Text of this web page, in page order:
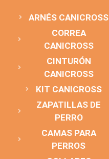
ARNÉS CANICROSS
CORREA
CANICROSS
CINTURÓN
CANICROSS
KIT CANICROSS
ZAPATILLAS DE
PERRO
CAMAS PARA
PERROS